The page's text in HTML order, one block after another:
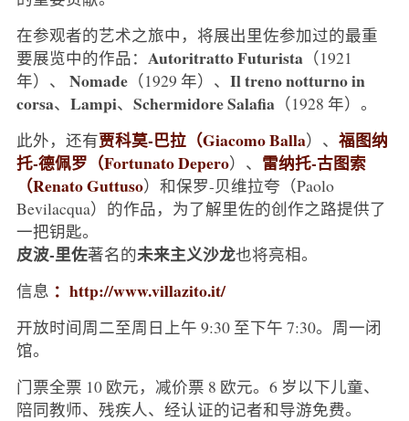
在参观者的艺术之旅中，将展出里佐参加过的最重
要展览中的作品： Autoritratto Futurista （1921
年）、
Nomade（1929 年）、 Il treno notturno in
corsa、 Lampi、 Schermidore Salafia （1928 年）。
此外，还有贾科莫-巴拉（Giacomo Balla）、 福图纳
托-德佩罗（Fortunato Depero）、 雷纳托-古图索
（Renato Guttuso）和保罗-贝维拉夸（Paolo
Bevilacqua）的作品，为了解里佐的创作之路提供了
一把钥匙。
皮波-里佐著名的未来主义沙龙也将亮相。
信息 ：http://www.villazito.it/
开放时间周二至周日上午 9:30 至下午 7:30。周一闭
馆。
门票全票 10 欧元，减价票 8 欧元。6 岁以下儿童、
陪同教师、残疾人、经认证的记者和导游免费。